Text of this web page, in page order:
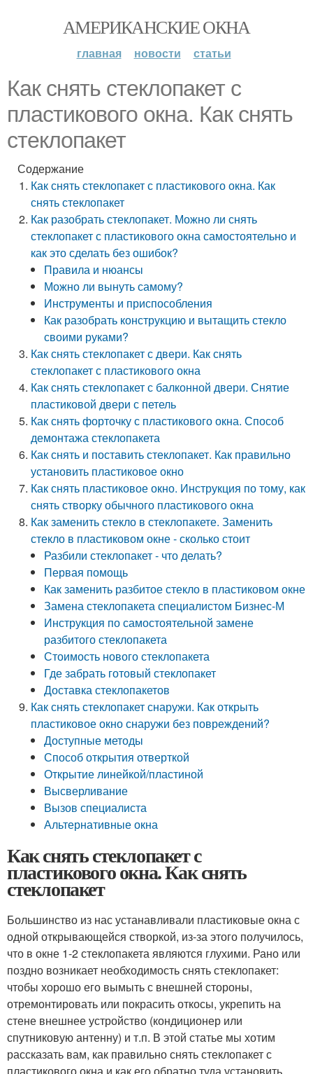
АМЕРИКАНСКИЕ ОКНА
главная новости статьи
Как снять стеклопакет с
пластикового окна. Как снять
стеклопакет
Содержание
Как снять стеклопакет с пластикового окна. Как
снять стеклопакет
Как разобрать стеклопакет. Можно ли снять
стеклопакет с пластикового окна самостоятельно и
как это сделать без ошибок?
Правила и нюансы
Можно ли вынуть самому?
Инструменты и приспособления
Как разобрать конструкцию и вытащить стекло
своими руками?
Как снять стеклопакет с двери. Как снять
стеклопакет с пластикового окна
Как снять стеклопакет с балконной двери. Снятие
пластиковой двери с петель
Как снять форточку с пластикового окна. Способ
демонтажа стеклопакета
Как снять и поставить стеклопакет. Как правильно
установить пластиковое окно
Как снять пластиковое окно. Инструкция по тому, как
снять створку обычного пластикового окна
Как заменить стекло в стеклопакете. Заменить
стекло в пластиковом окне - сколько стоит
Разбили стеклопакет - что делать?
Первая помощь
Как заменить разбитое стекло в пластиковом окне
Замена стеклопакета специалистом Бизнес-М
Инструкция по самостоятельной замене
разбитого стеклопакета
Стоимость нового стеклопакета
Где забрать готовый стеклопакет
Доставка стеклопакетов
Как снять стеклопакет снаружи. Как открыть
пластиковое окно снаружи без повреждений?
Доступные методы
Способ открытия отверткой
Открытие линейкой/пластиной
Высверливание
Вызов специалиста
Альтернативные окна
Как снять стеклопакет с
пластикового окна. Как снять
стеклопакет
Большинство из нас устанавливали пластиковые окна с
одной открывающейся створкой, из-за этого получилось,
что в окне 1-2 стеклопакета являются глухими. Рано или
поздно возникает необходимость снять стеклопакет:
чтобы хорошо его вымыть с внешней стороны,
отремонтировать или покрасить откосы, укрепить на
стене внешнее устройство (кондиционер или
спутниковую антенну) и т.п. В этой статье мы хотим
рассказать вам, как правильно снять стеклопакет с